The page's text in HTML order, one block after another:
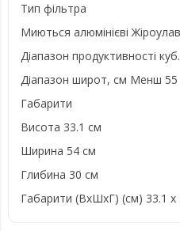
Тип фільтра
Миються алюмінієві
Діапазон продуктивності
Діапазон широт, см Менш 55
Габарити
Висота 33.1 см
Ширина 54 см
Глибина 30 см
Габарити (ВхШхГ) (см) 33.1 x